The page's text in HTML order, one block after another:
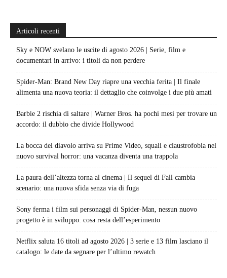
Articoli recenti
Sky e NOW svelano le uscite di agosto 2026 | Serie, film e
documentari in arrivo: i titoli da non perdere
Spider-Man: Brand New Day riapre una vecchia ferita | Il finale
alimenta una nuova teoria: il dettaglio che coinvolge i due più amati
Barbie 2 rischia di saltare | Warner Bros. ha pochi mesi per trovare un
accordo: il dubbio che divide Hollywood
La bocca del diavolo arriva su Prime Video, squali e claustrofobia nel
nuovo survival horror: una vacanza diventa una trappola
La paura dell’altezza torna al cinema | Il sequel di Fall cambia
scenario: una nuova sfida senza via di fuga
Sony ferma i film sui personaggi di Spider-Man, nessun nuovo
progetto è in sviluppo: cosa resta dell’esperimento
Netflix saluta 16 titoli ad agosto 2026 | 3 serie e 13 film lasciano il
catalogo: le date da segnare per l’ultimo rewatch